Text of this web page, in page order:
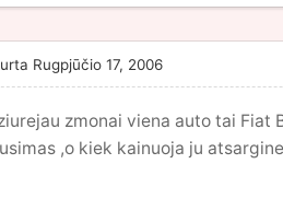
Rugpjūčio 17, 2006
zmonai viena auto tai Fiat
,o kiek kainuoja ju